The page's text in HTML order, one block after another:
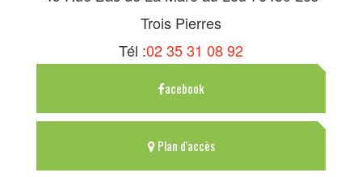
Trois Pierres
Tél :02 35 31 08 92
acebook
Plan d'accès